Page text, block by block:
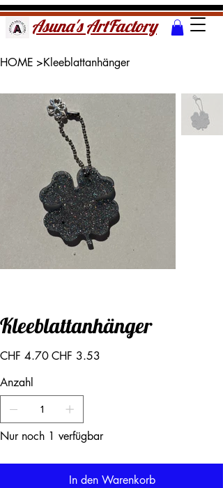
Asuna's ArtFactory
HOME >Kleeblattanhänger
Kleeblattanhänger
Ursprünglicher
Preis
CHF 4.70 Angebotspreis
CHF 3.53
Anzahl
Nur noch 1 verfügbar
In den Warenkorb